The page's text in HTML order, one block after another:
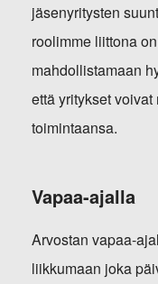
jäsenyritysten
roolimme liittona
mahdollistamaan
että yritykset
toimintaansa.
Vapaa-ajalla
Arvostan vapaa-
liikkumaan joka